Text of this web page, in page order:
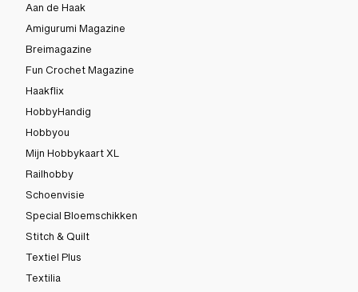
Aan de Haak
Amigurumi Magazine
Breimagazine
Fun Crochet Magazine
Haakflix
HobbyHandig
Hobbyou
Mijn Hobbykaart XL
Railhobby
Schoenvisie
Special Bloemschikken
Stitch & Quilt
Textiel Plus
Textilia